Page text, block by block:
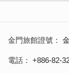
金門旅館證號
電話 +886-82-